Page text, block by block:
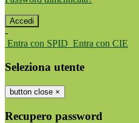
-
Entra con SPID Entra con CIE
Seleziona utente
button close ×
Recupero password